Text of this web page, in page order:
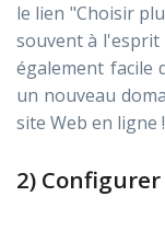
le lien "Choisir
souvent à l'esprit
également facile
un nouveau
site Web en ligne !
2)